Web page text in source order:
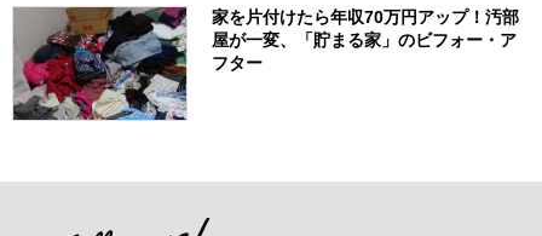
家を片付けたら年収70万円アップ！汚部
屋が一変、「貯まる家」のビフォー・ア
フター